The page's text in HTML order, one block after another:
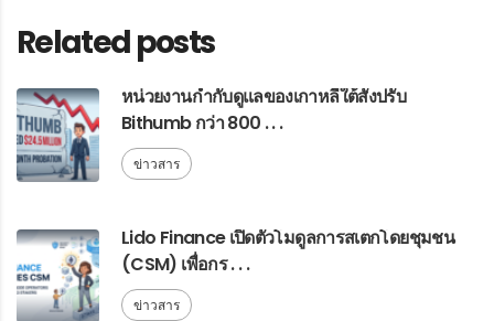
Related posts
หน่วยงานกำกับดูแลของเกาหลีใต้สั่งปรับ
Bithumb กว่า 800 . . .
ข่าวสาร
Lido Finance เปิดตัวโมดูลการสเตกโดยชุมชน
(CSM) เพื่อกร . . .
ข่าวสาร